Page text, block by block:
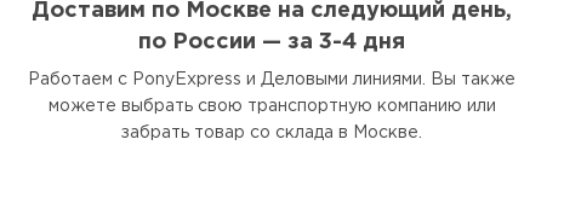
Доставим по Москве на следующий день,
по России — за 3-4 дня
Работаем с PonyExpress и Деловыми линиями. Вы также
можете выбрать свою транспортную компанию или
забрать товар со склада в Москве.